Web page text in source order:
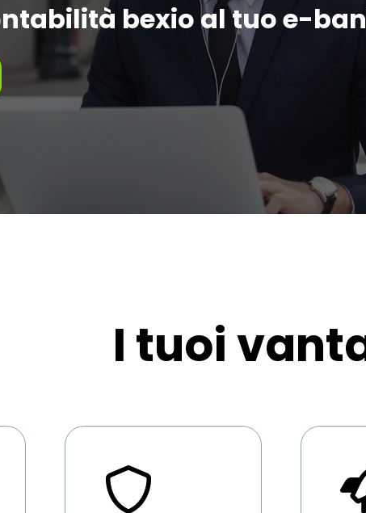
bexio al tuo e-
I tuoi